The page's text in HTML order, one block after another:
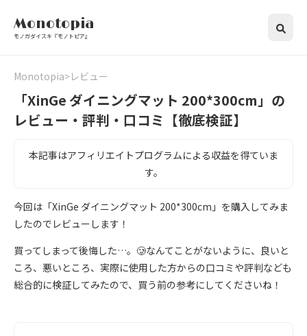
Monotopia
モノガダイスキ『モノトピア』
Monotopia レビュー
「XinGe ダイニングマット 200*300cm」の
レビュー・評判・口コミ【徹底検証】
本記事はアフィリエイトプログラムによる収益を得ていま
す。
今回は「XinGe ダイニングマット 200*300cm」を購入してみま
したのでレビューします！
買ってしまって後悔した…。🥲なんてことがないように、良いと
ころ、悪いところ、実際に使用した方からの口コミや評判なども
総合的に検証してみたので、買う前の参考にしてくださいね！